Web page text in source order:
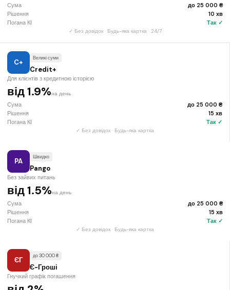
Сума
до 25 000 ₴
Рішення
10 хв
Погана КІ
Так ✓
✓ Без довідок · Будь-яка картка · 24/7
C+ Великі суми
Credit+
Для клієнтів з кредитною історією
від 1.9%на день
Сума
до 25 000 ₴
Рішення
15 хв
Погана КІ
Так ✓
✓ Без довідок · Будь-яка картка
PA Швидко
Pango
Без зайвих питань
від 1.5%на день
Сума
до 25 000 ₴
Рішення
15 хв
Погана КІ
Так ✓
✓ Без довідок · Будь-яка картка
ЄГ до 30 000 ₴
Є-Гроші
Гнучкий графік погашення